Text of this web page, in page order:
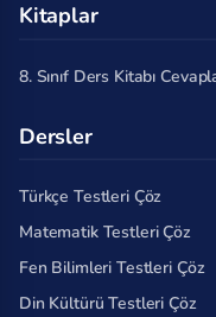
Kitaplar
8. Sınıf Ders Kitabı
Dersler
Türkçe Testleri Çöz
Matematik Testleri Çöz
Fen Bilimleri Testleri Çöz
Din Kültürü Testleri Çöz